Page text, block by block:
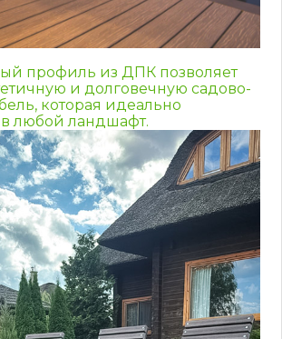
профиль из ДПК позволяет
и долговечную садово-
которая идеально
любой ландшафт.